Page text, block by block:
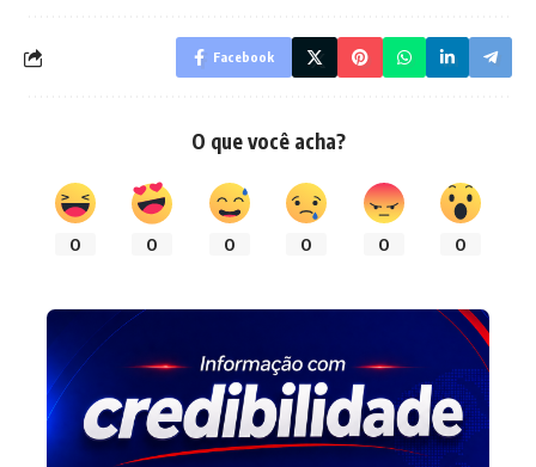
Facebook
O que você acha?
0 0 0 0 0 0